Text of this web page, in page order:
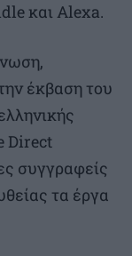
και Alexa.
έκβαση του
Direct
συγγραφείς
τα έργα